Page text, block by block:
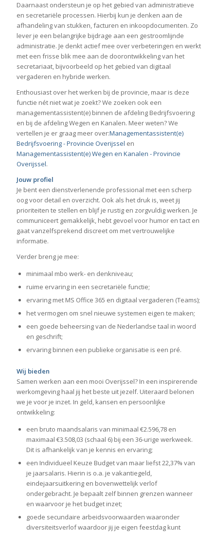
Daarnaast ondersteun je op het gebied van administratieve
en secretariële processen. Hierbij kun je denken aan de
afhandeling van stukken, facturen en inkoopdocumenten. Zo
lever je een belangrijke bijdrage aan een gestroomlijnde
administratie. Je denkt actief mee over verbeteringen en werkt
met een frisse blik mee aan de doorontwikkeling van het
secretariaat, bijvoorbeeld op het gebied van digitaal
vergaderen en hybride werken.
Enthousiast over het werken bij de provincie, maar is deze
functie nét niet wat je zoekt? We zoeken ook een
managementassistent(e) binnen de afdeling Bedrijfsvoering
en bij de afdeling Wegen en Kanalen. Meer weten? We
vertellen je er graag meer over:Managementassistent(e)
Bedrijfsvoering - Provincie Overijssel en
Managementassistent(e) Wegen en Kanalen - Provincie
Overijssel.
Jouw profiel
Je bent een dienstverlenende professional met een scherp
oog voor detail en overzicht. Ook als het druk is, weet jij
prioriteiten te stellen en blijf je rustig en zorgvuldig werken. Je
communiceert gemakkelijk, hebt gevoel voor humor en tact en
gaat vanzelfsprekend discreet om met vertrouwelijke
informatie.
Verder breng je mee:
minimaal mbo werk- en denkniveau;
ruime ervaring in een secretariële functie;
ervaring met MS Office 365 en digitaal vergaderen (Teams);
het vermogen om snel nieuwe systemen eigen te maken;
een goede beheersing van de Nederlandse taal in woord
en geschrift;
ervaring binnen een publieke organisatie is een pré.
Wij bieden
Samen werken aan een mooi Overijssel? In een inspirerende
werkomgeving haal jij het beste uit jezelf. Uiteraard belonen
we je voor je inzet. In geld, kansen en persoonlijke
ontwikkeling:
een bruto maandsalaris van minimaal €2.596,78 en
maximaal €3.508,03 (schaal 6) bij een 36-urige werkweek.
Dit is afhankelijk van je kennis en ervaring;
een Individueel Keuze Budget van maar liefst 22,37% van
je jaarsalaris. Hierin is o.a. je vakantiegeld,
eindejaarsuitkering en bovenwettelijk verlof
ondergebracht. Je bepaalt zelf binnen grenzen wanneer
en waarvoor je het budget inzet;
goede secundaire arbeidsvoorwaarden waaronder
diversiteitsverlof waardoor jij je eigen feestdag kunt